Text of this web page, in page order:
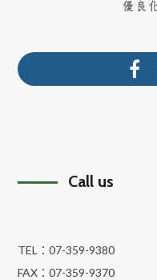
Call us
TEL：07-359-9380
FAX：07-359-9370